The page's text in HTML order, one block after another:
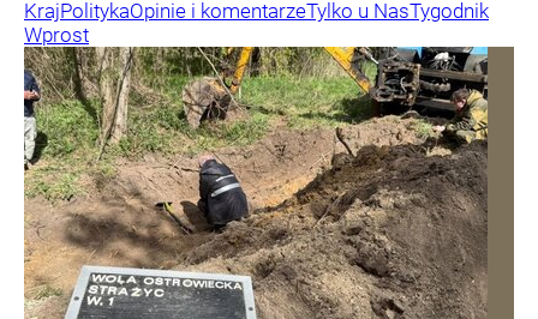
KrajPolitykaOpinie i komentarzeTylko u NasTygodnik
Wprost